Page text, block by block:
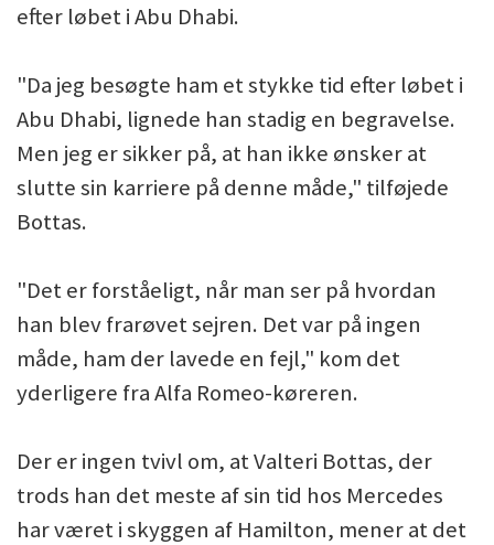
efter løbet i Abu Dhabi.
"Da jeg besøgte ham et stykke tid efter løbet i
Abu Dhabi, lignede han stadig en begravelse.
Men jeg er sikker på, at han ikke ønsker at
slutte sin karriere på denne måde," tilføjede
Bottas.
"Det er forståeligt, når man ser på hvordan
han blev frarøvet sejren. Det var på ingen
måde, ham der lavede en fejl," kom det
yderligere fra Alfa Romeo-køreren.
Der er ingen tvivl om, at Valteri Bottas, der
trods han det meste af sin tid hos Mercedes
har været i skyggen af Hamilton, mener at det